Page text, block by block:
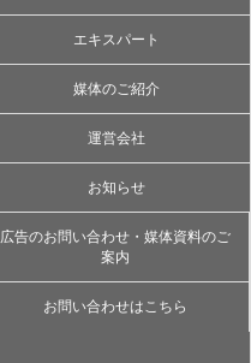
エキスパート
媒体のご紹介
運営会社
お知らせ
広告のお問い合わせ・媒体資料のご
案内
お問い合わせはこちら